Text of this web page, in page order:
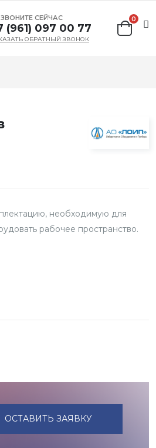
СЕЙЧАС
(961) 097 00 77
ОБРАТНЫЙ ЗВОНОК
0
необходимую для
рабочее пространство.
ОСТАВИТЬ ЗАЯВКУ